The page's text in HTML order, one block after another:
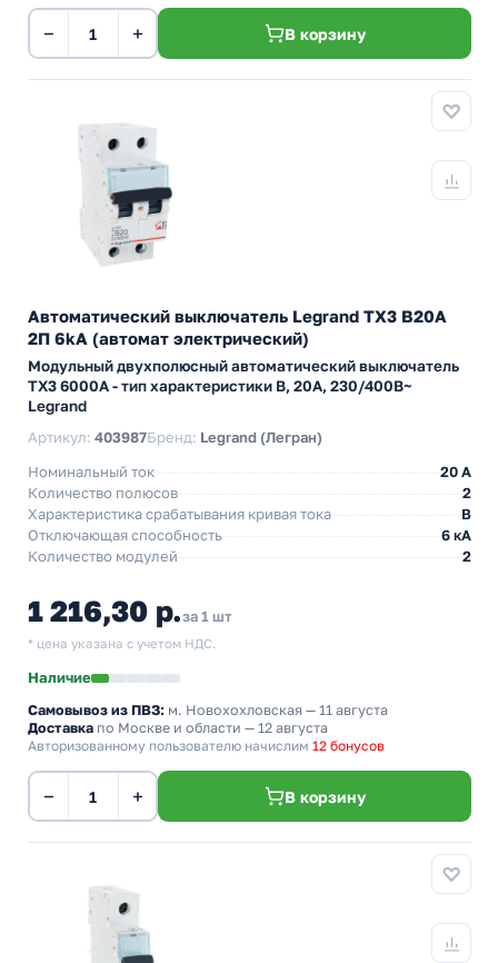
− + В корзину
Автоматический выключатель Legrand TX3 B20A
2П 6kA (автомат электрический)
Модульный двухполюсный автоматический выключатель
TX3 6000А - тип характеристики B, 20А, 230/400В~
Legrand
Артикул: 403987Бренд: Legrand (Легран)
Номинальный ток
20 A
Количество полюсов
2
Характеристика срабатывания кривая тока
B
Отключающая способность
6 кА
Количество модулей
2
1 216,30 р.за 1 шт
* цена указана с учетом НДС.
Наличие
Самовывоз из ПВЗ: м. Новохохловская — 11 августа
Доставка по Москве и области — 12 августа
Авторизованному пользователю начислим 12 бонусов
− + В корзину